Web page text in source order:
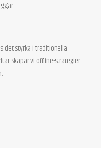
det styrka i traditionella
skapar vi offline-strategier